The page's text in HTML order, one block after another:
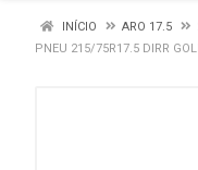
INÍCIO ARO 17.5
PNEU 215/75R17.5 DIRR